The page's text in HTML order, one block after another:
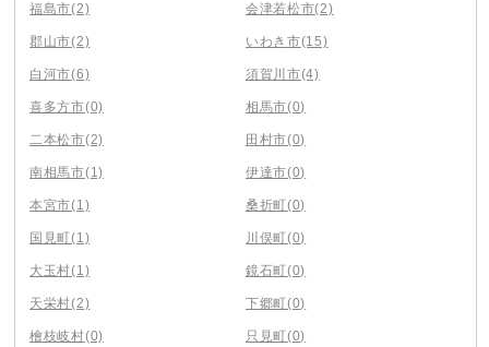
福島市(2) 会津若松市(2)
郡山市(2) いわき市(15)
白河市(6) 須賀川市(4)
喜多方市(0) 相馬市(0)
二本松市(2) 田村市(0)
南相馬市(1) 伊達市(0)
本宮市(1) 桑折町(0)
国見町(1) 川俣町(0)
大玉村(1) 鏡石町(0)
天栄村(2) 下郷町(0)
檜枝岐村(0) 只見町(0)